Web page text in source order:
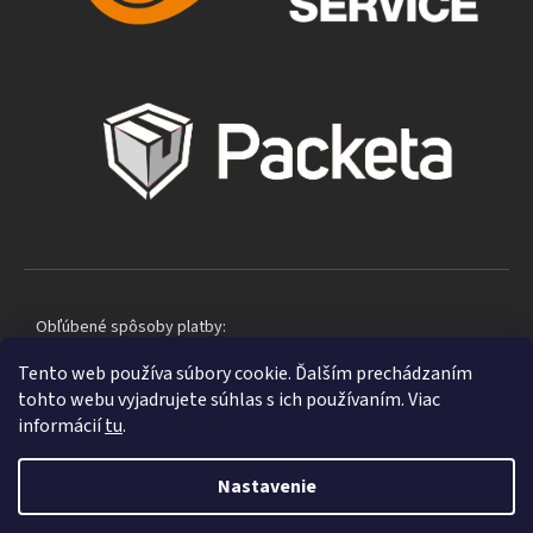
Tento web používa súbory cookie. Ďalším prechádzaním
tohto webu vyjadrujete súhlas s ich používaním. Viac
informáciítu.
Nastavenie
Obľúbené spôsoby platby:
Shoptet |mime digital